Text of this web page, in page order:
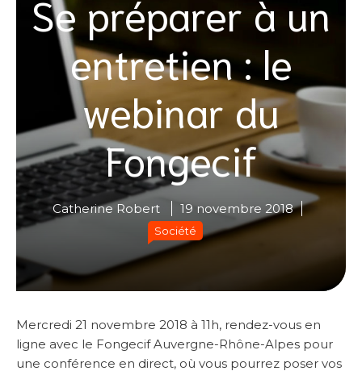
Se préparer à un
entretien : le
webinar du
Fongecif
Catherine Robert 19 novembre 2018
Société
Mercredi 21 novembre 2018 à 11h, rendez-vous en
ligne avec le Fongecif Auvergne-Rhône-Alpes pour
une conférence en direct, où vous pourrez poser vos